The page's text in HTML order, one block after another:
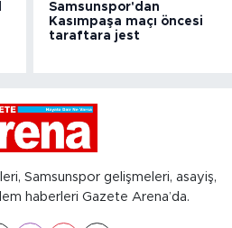
Samsunspor'dan
Kasımpaşa maçı öncesi
taraftara jest
Samsunspor gelişmeleri, asayiş,
haberleri Gazete Arena’da.